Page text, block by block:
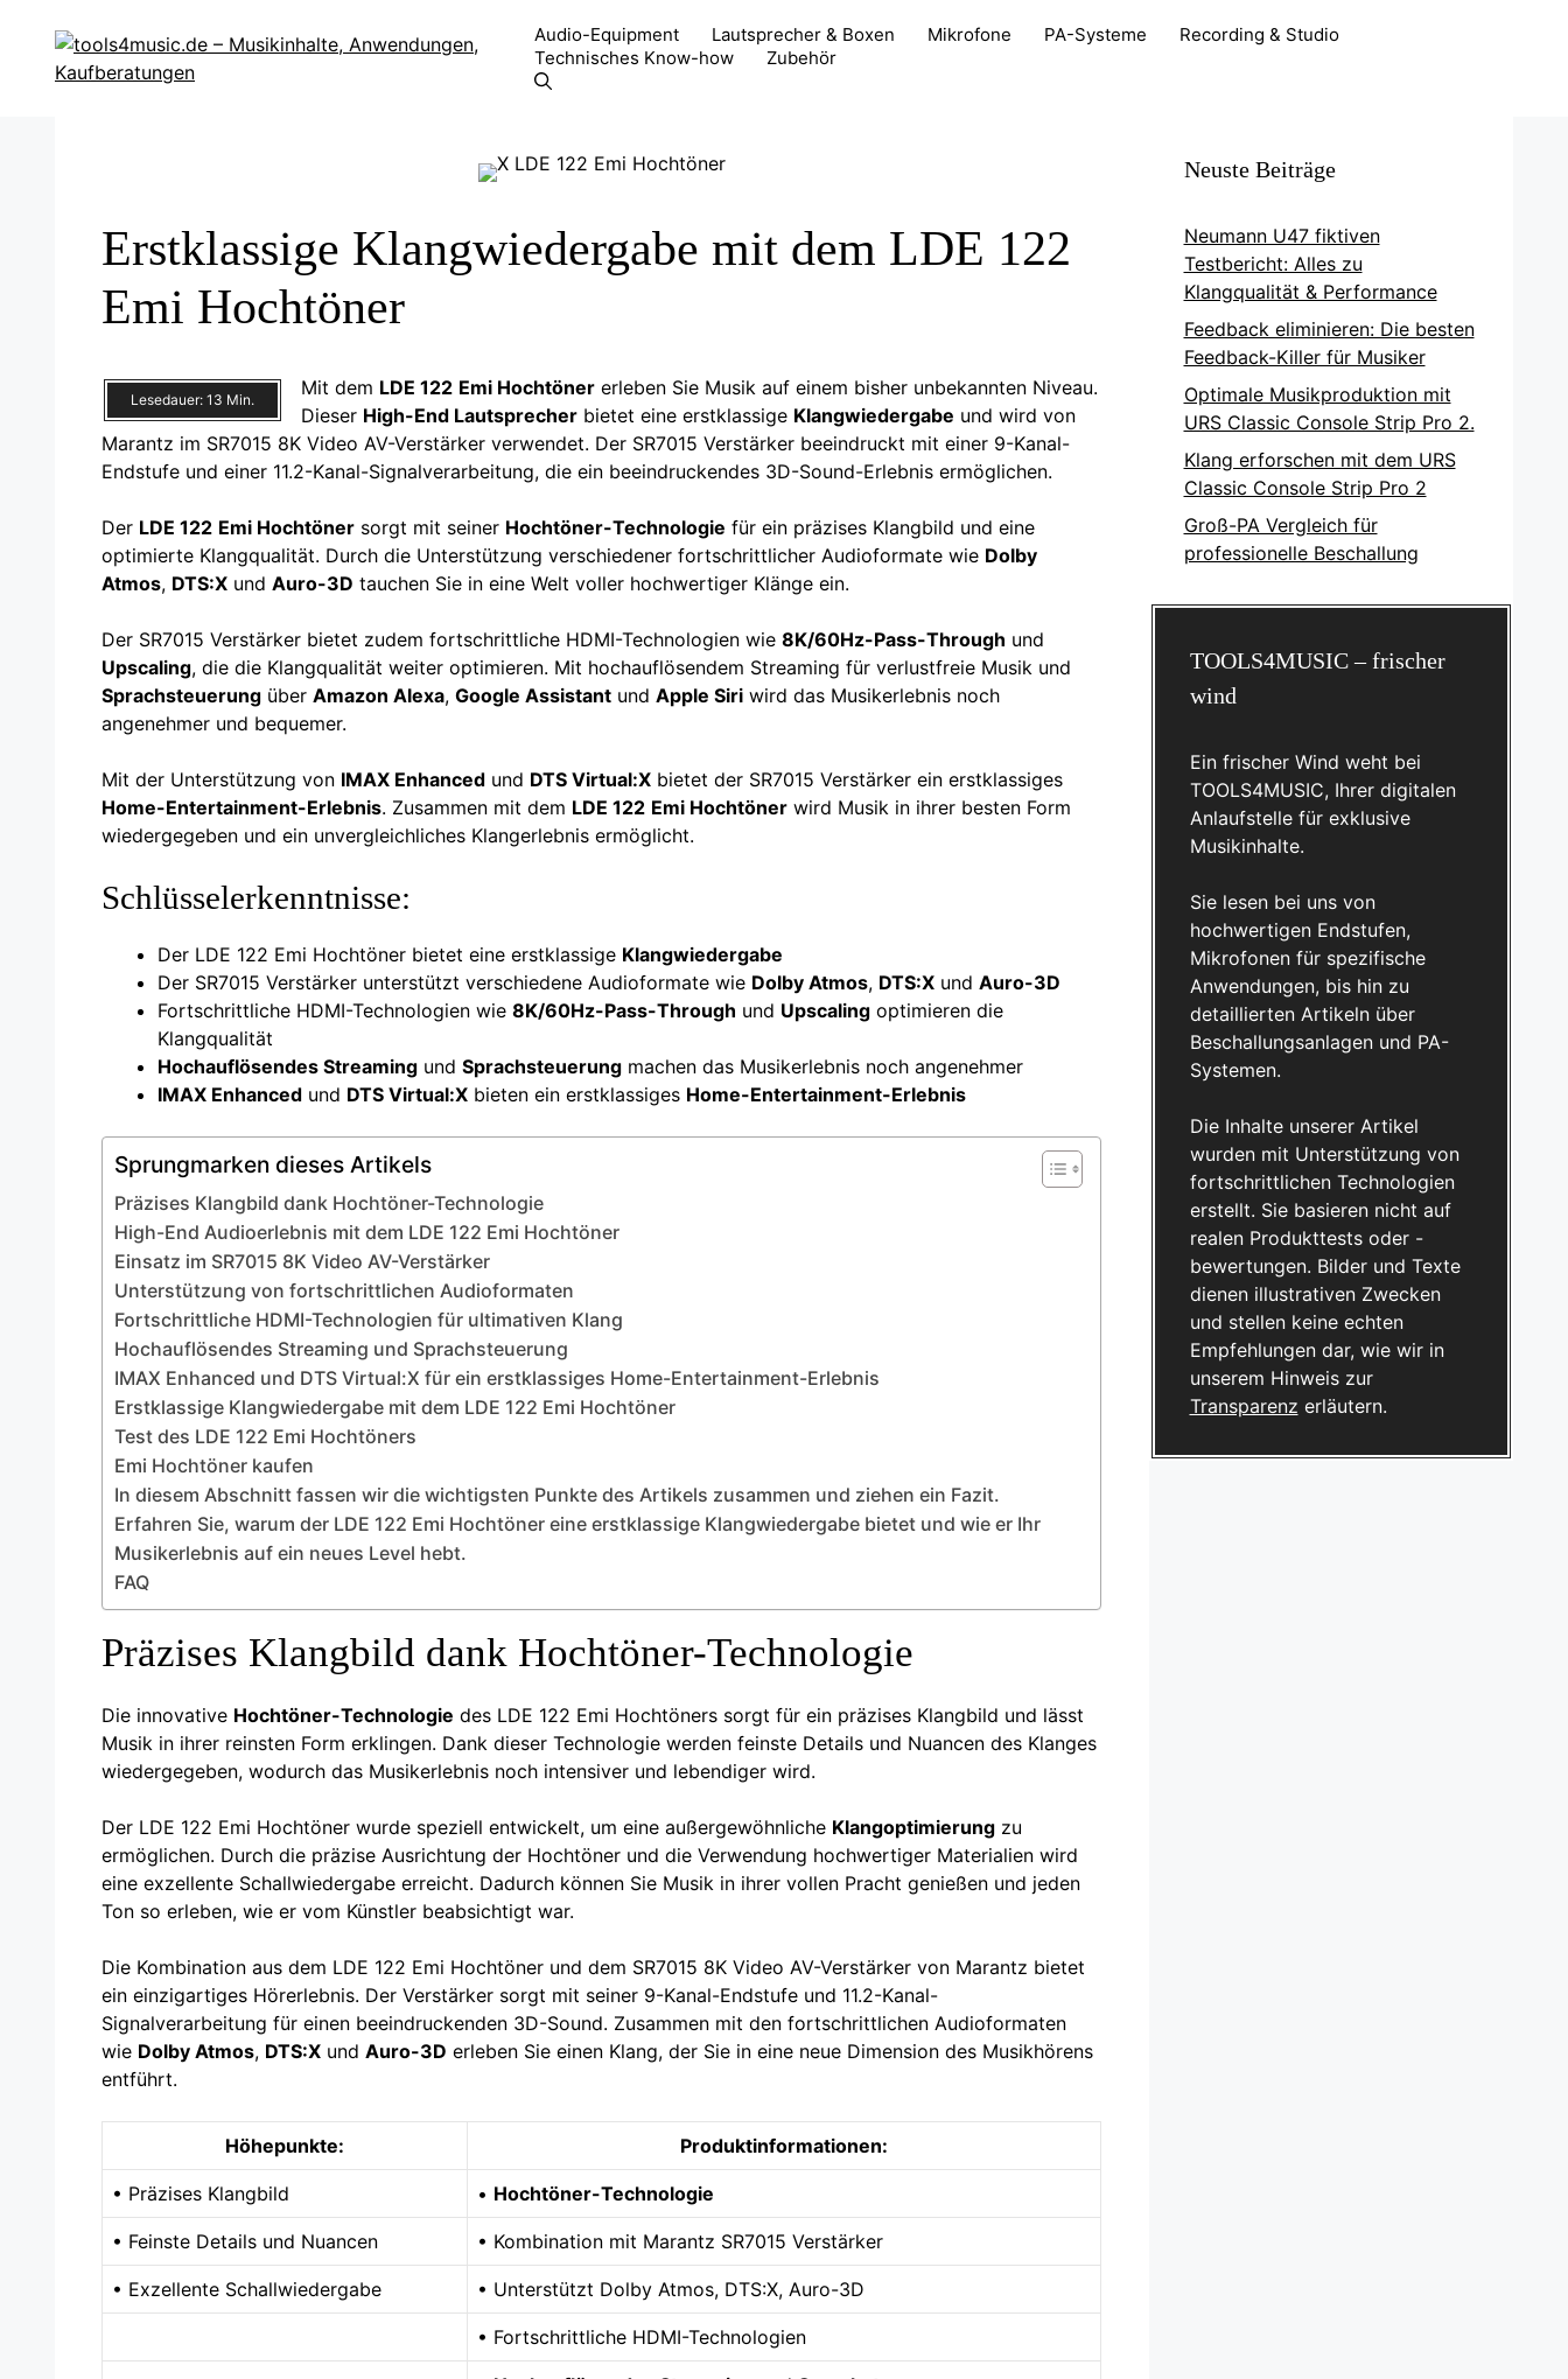
springen
Audio-Equipment Lautsprecher & Boxen Mikrofone PA-Systeme
Recording & Studio
Technisches Know-how
Zubehör
Erstklassige Klangwiedergabe mit dem LDE 122
Emi Hochtöner
Lesedauer: 13 Min.
Mit dem LDE 122 Emi Hochtöner erleben Sie Musik auf einem bisher unbekannten Niveau.
Dieser High-End Lautsprecher bietet eine erstklassige Klangwiedergabe und wird von
Marantz im SR7015 8K Video AV-Verstärker verwendet. Der SR7015 Verstärker beeindruckt mit einer 9-Kanal-
Endstufe und einer 11.2-Kanal-Signalverarbeitung, die ein beeindruckendes 3D-Sound-Erlebnis ermöglichen.
Der LDE 122 Emi Hochtöner sorgt mit seiner Hochtöner-Technologie für ein präzises Klangbild und eine
optimierte Klangqualität. Durch die Unterstützung verschiedener fortschrittlicher Audioformate wie Dolby
Atmos, DTS:X und Auro-3D tauchen Sie in eine Welt voller hochwertiger Klänge ein.
Der SR7015 Verstärker bietet zudem fortschrittliche HDMI-Technologien wie 8K/60Hz-Pass-Through und
Upscaling, die die Klangqualität weiter optimieren. Mit hochauflösendem Streaming für verlustfreie Musik und
Sprachsteuerung über Amazon Alexa, Google Assistant und Apple Siri wird das Musikerlebnis noch
angenehmer und bequemer.
Mit der Unterstützung von IMAX Enhanced und DTS Virtual:X bietet der SR7015 Verstärker ein erstklassiges
Home-Entertainment-Erlebnis. Zusammen mit dem LDE 122 Emi Hochtöner wird Musik in ihrer besten Form
wiedergegeben und ein unvergleichliches Klangerlebnis ermöglicht.
Schlüsselerkenntnisse:
Der LDE 122 Emi Hochtöner bietet eine erstklassige Klangwiedergabe
Der SR7015 Verstärker unterstützt verschiedene Audioformate wie Dolby Atmos, DTS:X und Auro-3D
Fortschrittliche HDMI-Technologien wie 8K/60Hz-Pass-Through und Upscaling optimieren die
Klangqualität
Hochauflösendes Streaming und Sprachsteuerung machen das Musikerlebnis noch angenehmer
IMAX Enhanced und DTS Virtual:X bieten ein erstklassiges Home-Entertainment-Erlebnis
Sprungmarken dieses Artikels
Präzises Klangbild dank Hochtöner-Technologie
High-End Audioerlebnis mit dem LDE 122 Emi Hochtöner
Einsatz im SR7015 8K Video AV-Verstärker
Unterstützung von fortschrittlichen Audioformaten
Fortschrittliche HDMI-Technologien für ultimativen Klang
Hochauflösendes Streaming und Sprachsteuerung
IMAX Enhanced und DTS Virtual:X für ein erstklassiges Home-Entertainment-Erlebnis
Erstklassige Klangwiedergabe mit dem LDE 122 Emi Hochtöner
Test des LDE 122 Emi Hochtöners
Emi Hochtöner kaufen
In diesem Abschnitt fassen wir die wichtigsten Punkte des Artikels zusammen und ziehen ein Fazit.
Erfahren Sie, warum der LDE 122 Emi Hochtöner eine erstklassige Klangwiedergabe bietet und wie er Ihr
Musikerlebnis auf ein neues Level hebt.
FAQ
Präzises Klangbild dank Hochtöner-Technologie
Die innovative Hochtöner-Technologie des LDE 122 Emi Hochtöners sorgt für ein präzises Klangbild und lässt
Musik in ihrer reinsten Form erklingen. Dank dieser Technologie werden feinste Details und Nuancen des Klanges
wiedergegeben, wodurch das Musikerlebnis noch intensiver und lebendiger wird.
Der LDE 122 Emi Hochtöner wurde speziell entwickelt, um eine außergewöhnliche Klangoptimierung zu
ermöglichen. Durch die präzise Ausrichtung der Hochtöner und die Verwendung hochwertiger Materialien wird
eine exzellente Schallwiedergabe erreicht. Dadurch können Sie Musik in ihrer vollen Pracht genießen und jeden
Ton so erleben, wie er vom Künstler beabsichtigt war.
Die Kombination aus dem LDE 122 Emi Hochtöner und dem SR7015 8K Video AV-Verstärker von Marantz bietet
ein einzigartiges Hörerlebnis. Der Verstärker sorgt mit seiner 9-Kanal-Endstufe und 11.2-Kanal-
Signalverarbeitung für einen beeindruckenden 3D-Sound. Zusammen mit den fortschrittlichen Audioformaten
wie Dolby Atmos, DTS:X und Auro-3D erleben Sie einen Klang, der Sie in eine neue Dimension des Musikhörens
entführt.
Höhepunkte: Produktinformationen:
• Präzises Klangbild • Hochtöner-Technologie
• Feinste Details und Nuancen • Kombination mit Marantz SR7015 Verstärker
• Exzellente Schallwiedergabe • Unterstützt Dolby Atmos, DTS:X, Auro-3D
• Fortschrittliche HDMI-Technologien
Neuste Beiträge
Neumann U47 fiktiven
Testbericht: Alles zu
Klangqualität & Performance
Feedback eliminieren: Die besten
Feedback-Killer für Musiker
Optimale Musikproduktion mit
URS Classic Console Strip Pro 2.
Klang erforschen mit dem URS
Classic Console Strip Pro 2
Groß-PA Vergleich für
professionelle Beschallung
TOOLS4MUSIC – frischer
wind
Ein frischer Wind weht bei
TOOLS4MUSIC, Ihrer digitalen
Anlaufstelle für exklusive
Musikinhalte.
Sie lesen bei uns von
hochwertigen Endstufen,
Mikrofonen für spezifische
Anwendungen, bis hin zu
detaillierten Artikeln über
Beschallungsanlagen und PA-
Systemen.
Die Inhalte unserer Artikel
wurden mit Unterstützung von
fortschrittlichen Technologien
erstellt. Sie basieren nicht auf
realen Produkttests oder -
bewertungen. Bilder und Texte
dienen illustrativen Zwecken
und stellen keine echten
Empfehlungen dar, wie wir in
unserem Hinweis zur
Transparenz erläutern.